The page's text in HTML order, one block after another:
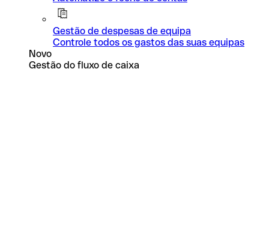
Gestão de despesas de equipa
Controle todos os gastos das suas equipas
Novo
Gestão do fluxo de caixa